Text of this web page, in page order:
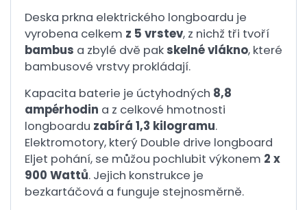
Deska prkna elektrického longboardu je
vyrobena celkem z 5 vrstev, z nichž tři tvoří
bambus a zbylé dvě pakskelné vlákno, které
bambusové vrstvy prokládají.
Kapacita baterie je úctyhodných 8,8
ampérhodin a z celkové hmotnosti
longboardu zabírá 1,3 kilogramu.
Elektromotory, který Double drive longboard
Eljet pohání, se můžou pochlubit výkonem 2 x
900 Wattů. Jejich konstrukce je
bezkartáčová a funguje stejnosměrně.